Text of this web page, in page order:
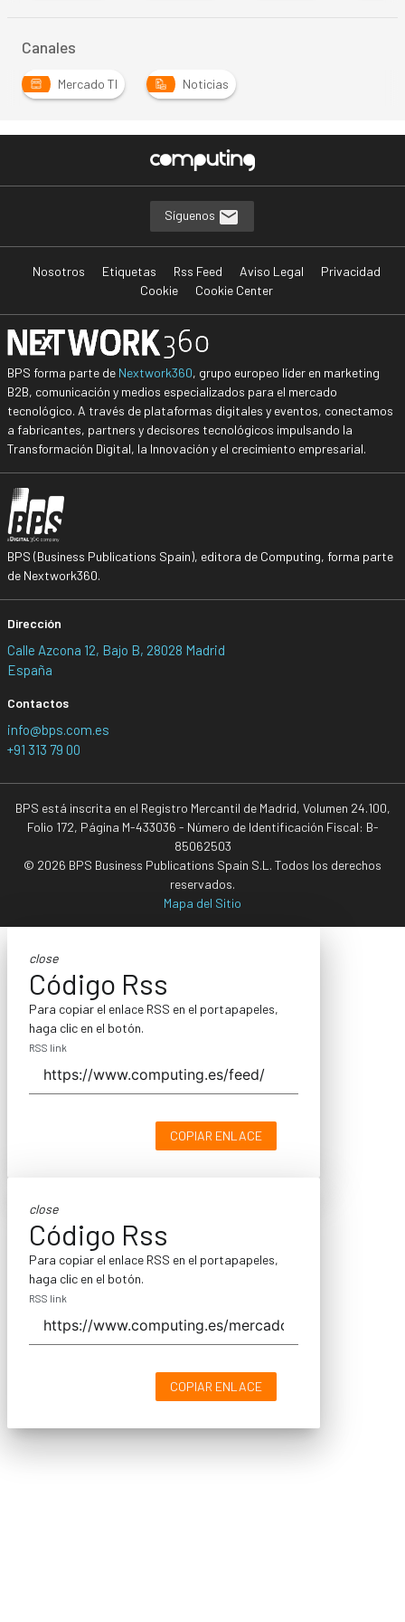
Canales
Mercado TI Noticias
Síguenos
Nosotros Etiquetas Rss Feed Aviso Legal
Privacidad
Cookie
Cookie Center
BPS forma parte de Nextwork360, grupo europeo líder en marketing
B2B, comunicación y medios especializados para el mercado
tecnológico. A través de plataformas digitales y eventos, conectamos
a fabricantes, partners y decisores tecnológicos impulsando la
Transformación Digital, la Innovación y el crecimiento empresarial.
BPS (Business Publications Spain), editora de Computing, forma parte
de Nextwork360.
Dirección
Calle Azcona 12, Bajo B, 28028 Madrid
España
Contactos
info@bps.com.es
+91 313 79 00
BPS está inscrita en el Registro Mercantil de Madrid, Volumen 24.100,
Folio 172, Página M-433036 - Número de Identificación Fiscal: B-
85062503
© 2026 BPS Business Publications Spain S.L. Todos los derechos
reservados.
Mapa del Sitio
close
Código Rss
Para copiar el enlace RSS en el portapapeles,
haga clic en el botón.
RSS link
COPIAR ENLACE
close
Código Rss
Para copiar el enlace RSS en el portapapeles,
haga clic en el botón.
RSS link
COPIAR ENLACE